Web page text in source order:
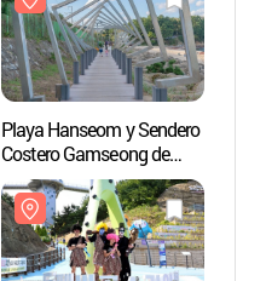
Playa Hanseom y Sendero
Costero Gamseong de
Hanseom (한섬해변&
한섬감성바닷길)